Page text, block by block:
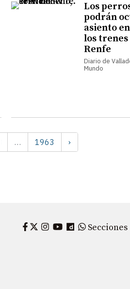
Los
podrán
asiento
los trenes
Renfe
Diario de
Mundo
… 1963 ›
Facebook
Twitter
Instagram
YouTube
Dailymotion
WhatsApp
Secciones